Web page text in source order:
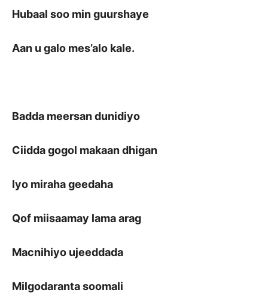
Hubaal soo min guurshaye
Aan u galo mes’alo kale.
Badda meersan dunidiyo
Ciidda gogol makaan dhigan
Iyo miraha geedaha
Qof miisaamay lama arag
Macnihiyo ujeeddada
Milgodaranta soomali